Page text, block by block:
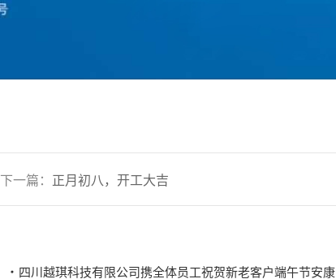
下一篇： 正月初八，开工大吉
四川越琪科技有限公司携全体员工祝贺新老客户端午节安康